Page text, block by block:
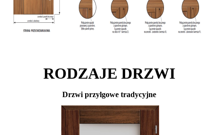
RODZAJE DRZWI
Drzwi przylgowe tradycyjne